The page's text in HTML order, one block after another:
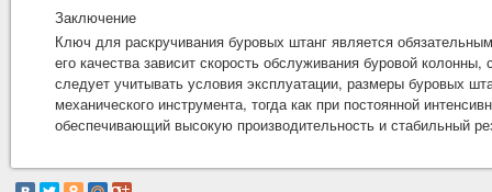
Заключение
Ключ для раскручивания буровых штанг является
его качества зависит скорость обслуживания буровой
следует учитывать условия эксплуатации, размеры буровых
механического инструмента, тогда как при постоянной
обеспечивающий высокую производительность и стабильный